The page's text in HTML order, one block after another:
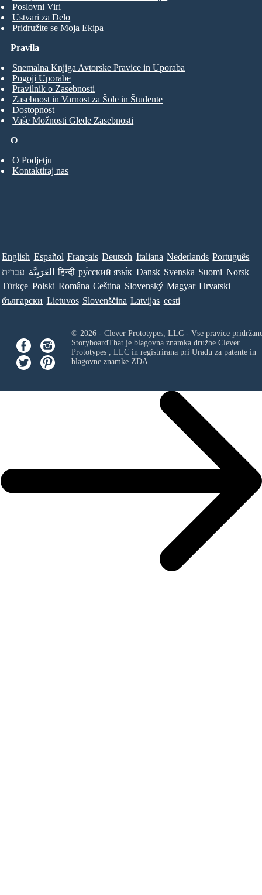
Poslovni Viri
Ustvari za Delo
Pridružite se Moja Ekipa
O
O Podjetju
Kontaktiraj nas
Pravila
Snemalna Knjiga Avtorske Pravice in Uporaba
Pogoji Uporabe
Pravilnik o Zasebnosti
Zasebnost in Varnost za Šole in Študente
Dostopnost
Vaše Možnosti Glede Zasebnosti
English Español Français Deutsch Italiana Nederlands Português
עברית العَرَبِيَّة हिन्दी ру́сский язы́к Dansk Svenska Suomi Norsk
Türkçe Polski Româna Ceština Slovenský Magyar Hrvatski
български Lietuvos Slovenščina Latvijas eesti
© 2026 - Clever Prototypes, LLC - Vse pravice
StoryboardThat je blagovna znamka družbe Clever
Prototypes , LLCin registrirana pri Uradu za patente in
blagovne znamke ZDA